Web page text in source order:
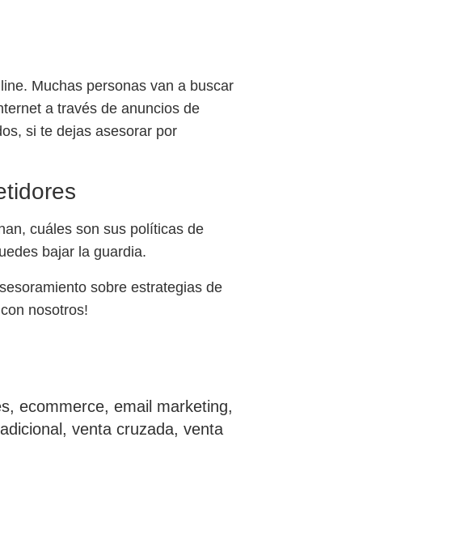
Muchas personas van a buscar
através de anuncios de
si te dejas asesorar por
cuáles son sus políticas de
bajar la guardia.
sobre estrategias de
nosotros!
,ecommerce,email marketing,
,venta cruzada,venta